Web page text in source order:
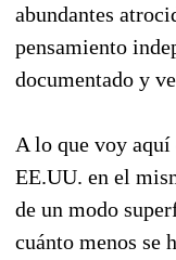
abundantes
pensamiento
documentado y
A lo que voy aquí
EE.UU. en el
de un modo
cuánto menos se